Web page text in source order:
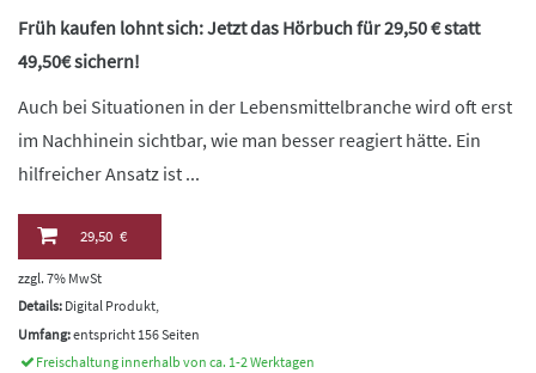
Früh kaufen lohnt sich: Jetzt das Hörbuch für 29,50 € statt
49,50€ sichern!
Auch bei Situationen in der Lebensmittelbranche wird oft erst
im Nachhinein sichtbar, wie man besser reagiert hätte. Ein
hilfreicher Ansatz ist ...
29,50 €
zzgl. 7% MwSt
Details: Digital Produkt,
Umfang:entspricht 156 Seiten
Freischaltung innerhalb von ca. 1-2 Werktagen